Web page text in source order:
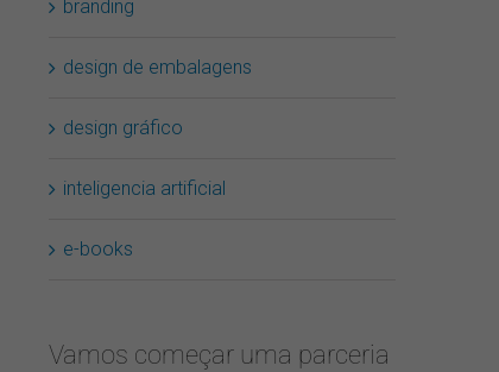
branding
design de embalagens
design gráfico
inteligencia artificial
e-books
Vamos começar uma parceria